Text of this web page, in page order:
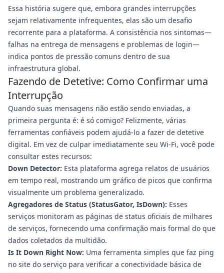
Essa história sugere que, embora grandes interrupções
sejam relativamente infrequentes, elas são um desafio
recorrente para a plataforma. A consistência nos sintomas—
falhas na entrega de mensagens e problemas de login—
indica pontos de pressão comuns dentro de sua
infraestrutura global.
Fazendo de Detetive: Como Confirmar uma
Interrupção
Quando suas mensagens não estão sendo enviadas, a
primeira pergunta é: é só comigo? Felizmente, várias
ferramentas confiáveis podem ajudá-lo a fazer de detetive
digital. Em vez de culpar imediatamente seu Wi-Fi, você pode
consultar estes recursos:
Down Detector: Esta plataforma agrega relatos de usuários
em tempo real, mostrando um gráfico de picos que confirma
visualmente um problema generalizado.
Agregadores de Status (StatusGator, IsDown): Esses
serviços monitoram as páginas de status oficiais de milhares
de serviços, fornecendo uma confirmação mais formal do que
dados coletados da multidão.
Is It Down Right Now: Uma ferramenta simples que faz ping
no site do serviço para verificar a conectividade básica de